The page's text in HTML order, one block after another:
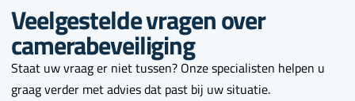
Veelgestelde vragen over
camerabeveiliging
Staat uw vraag er niet tussen? Onze specialisten helpen u
graag verder met advies dat past bij uw situatie.